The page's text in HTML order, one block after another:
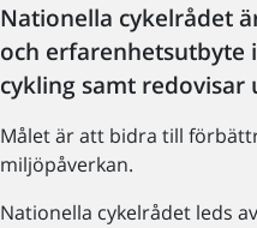
Nationella cykelrådet
och erfarenhetsutbyte
cykling samt
Målet är att bidra till
miljöpåverkan.
Nationella cykelrådet leds